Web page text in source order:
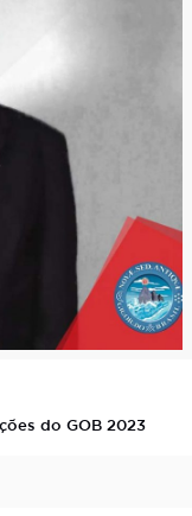
do GOB 2023